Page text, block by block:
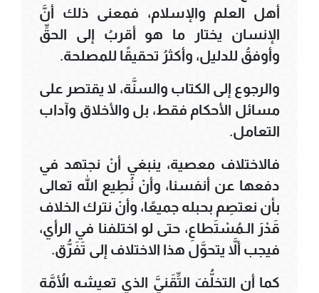
أهل العلم والإسلام، فمعنى ذلك أنَّ
الإنسان يختار ما هو أقربُ إلى الحقِّ
وأوفقُ للدليل، وأكثرُ تحقيقًا للمصلحة.
والرجوع إلى الكتاب والسنَّة، لا يقتصر على
مسائل الأحكام فقط، بل والأخلاق وآداب
التعامل.
فالاختلاف معصية، ينبغي أنْ نجتهد في
دفعها عن أنفسنا، وأنْ نُطِيع الله تعالى
بأن نعتصِم بحبله جميعًا، وأنْ نترك الخلاف
قَدْرَ الـمُسْتَطاعِ، حتى لو اختلفنا في الرأي،
فيجب ألاَّ يتحوَّل هذا الاختلاف إلى تَفَرُّق.
كما أن التخلُّفَ التِّقَنيَّ الذي تعيشه الأُمَّة